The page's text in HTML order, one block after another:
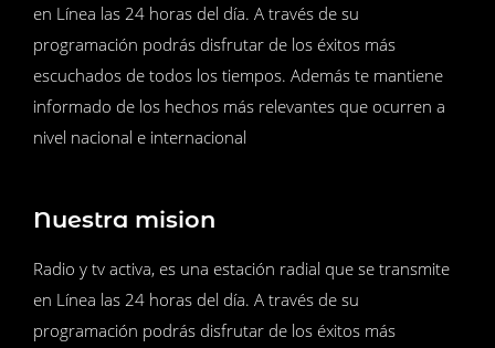
en Línea las 24 horas del día. A través de su
programación podrás disfrutar de los éxitos más
escuchados de todos los tiempos. Además te mantiene
informado de los hechos más relevantes que ocurren a
nivel nacional e internacional
Nuestra mision
Radio y tv activa, es una estación radial que se transmite
en Línea las 24 horas del día. A través de su
programación podrás disfrutar de los éxitos más